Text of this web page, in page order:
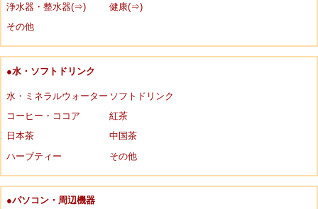
浄水器・整水器(⇒)
健康(⇒)
その他
●水・ソフトドリンク
水・ミネラルウォーター ソフトドリンク
コーヒー・ココア
紅茶
日本茶
中国茶
ハーブティー
その他
●パソコン・周辺機器